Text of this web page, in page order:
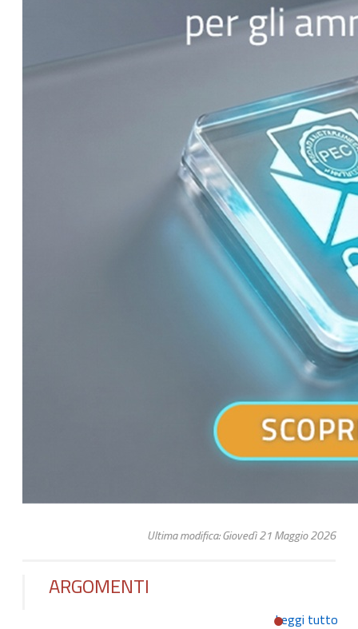
Ultima modifica: Giovedì 21 Maggio 2026
ARGOMENTI
Leggi tutto